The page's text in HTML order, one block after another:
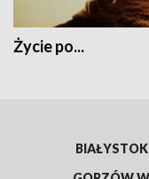
Życie po...
BIAŁYSTOK